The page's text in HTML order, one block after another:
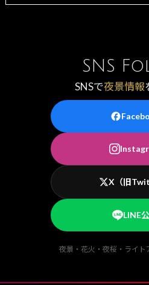
SNS
SNSで夜景情報
X（旧
LINE
夜景・花火・夜桜・ライト